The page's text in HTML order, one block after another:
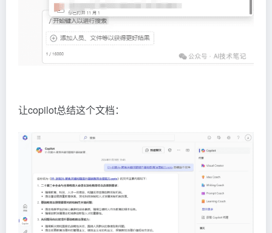
让copilot总结这个文档：